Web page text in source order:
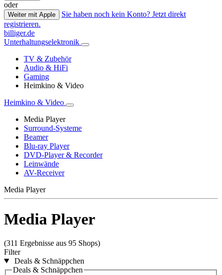
oder
Weiter mit Apple
Sie haben noch kein Konto? Jetzt direkt
registrieren.
billiger.de
Unterhaltungselektronik
TV & Zubehör
Audio & HiFi
Gaming
Heimkino & Video
Heimkino & Video
Media Player
Surround-Systeme
Beamer
Blu-ray Player
DVD-Player & Recorder
Leinwände
AV-Receiver
Media Player
Media Player
(311 Ergebnisse aus 95 Shops)
Filter
Deals & Schnäppchen
Deals & Schnäppchen